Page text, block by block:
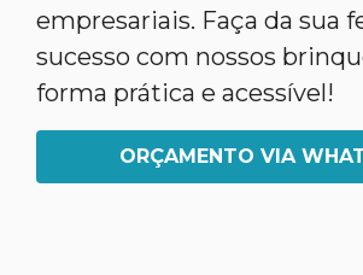
empresariais. Faça da sua
sucesso com nossos
forma prática e acessível!
ORÇAMENTO VIA